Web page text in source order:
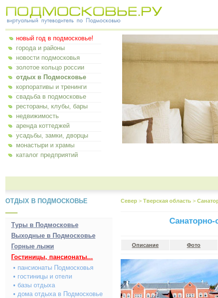
новый год в подмосковье!
города и районы
новости подмосковья
золотое кольцо россии
отдых в Подмосковье
корпоративы и тренинги
свадьба в подмосковье
рестораны, клубы, бары
недвижимость
аренда коттеджей
усадьбы, замки, дворцы
монастыри и храмы
каталог предприятий
ОТДЫХ В ПОДМОСКОВЬЕ
Туры в Подмосковье
Выходные в Подмосковье
Горные лыжи
Гостиницы, пансионаты...
• пансионаты Подмосковья
• гостиницы и отели
• базы отдыха
• дома отдыха в Подмосковье
Север > Тверская область >
Санаторно-
Описание Фото